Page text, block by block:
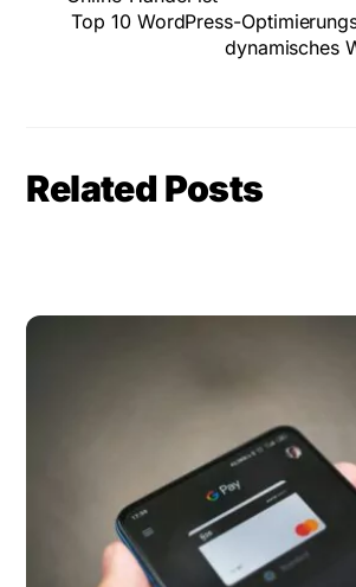
Top 10 WordPress-
dynamisches
Related Posts